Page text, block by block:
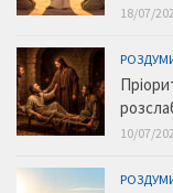
18/07/
10/07/